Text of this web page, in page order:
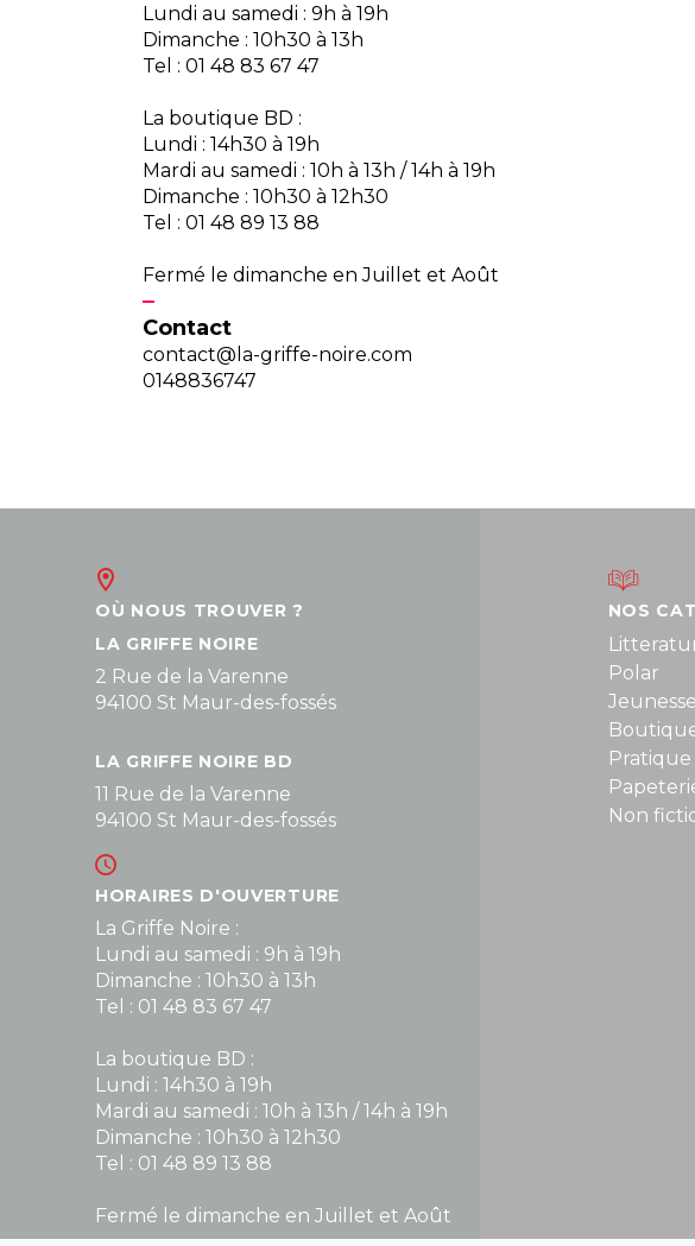
Lundi au samedi : 9h à 19h
Dimanche : 10h30 à 13h
Tel : 01 48 83 67 47
La boutique BD :
Lundi : 14h30 à 19h
Mardi au samedi : 10h à 13h / 14h à 19h
Dimanche : 10h30 à 12h30
Tel : 01 48 89 13 88
Fermé le dimanche en Juillet et Août
Contact
contact@la-griffe-noire.com
0148836747
OÙ NOUS TROUVER ?
LA GRIFFE NOIRE
2 Rue de la Varenne
94100 St Maur-des-fossés
LA GRIFFE NOIRE BD
11 Rue de la Varenne
94100 St Maur-des-fossés
HORAIRES D'OUVERTURE
La Griffe Noire :
Lundi au samedi : 9h à 19h
Dimanche : 10h30 à 13h
Tel : 01 48 83 67 47
La boutique BD :
Lundi : 14h30 à 19h
Mardi au samedi : 10h à 13h / 14h à 19h
Dimanche : 10h30 à 12h30
Tel : 01 48 89 13 88
Fermé le dimanche en Juillet et Août
NOS
Polar
Jeunesse
Pratique
Non